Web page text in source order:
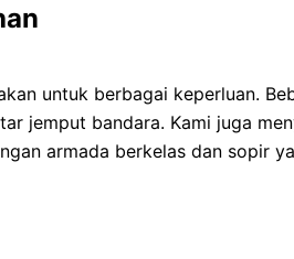
untuk berbagai keperluan.
jemput bandara. Kami juga
armada berkelas dan sopir